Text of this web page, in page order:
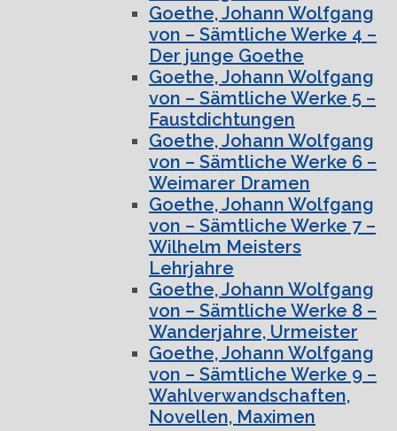
Goethe, Johann Wolfgang
von – Sämtliche Werke 4 –
Der junge Goethe
Goethe, Johann Wolfgang
von – Sämtliche Werke 5 –
Faustdichtungen
Goethe, Johann Wolfgang
von – Sämtliche Werke 6 –
Weimarer Dramen
Goethe, Johann Wolfgang
von – Sämtliche Werke 7 –
Wilhelm Meisters
Lehrjahre
Goethe, Johann Wolfgang
von – Sämtliche Werke 8 –
Wanderjahre, Urmeister
Goethe, Johann Wolfgang
von – Sämtliche Werke 9 –
Wahlverwandschaften,
Novellen, Maximen